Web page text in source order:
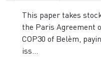
This paper takes
the Paris Agreement
COP30 of Belèm,
iss...